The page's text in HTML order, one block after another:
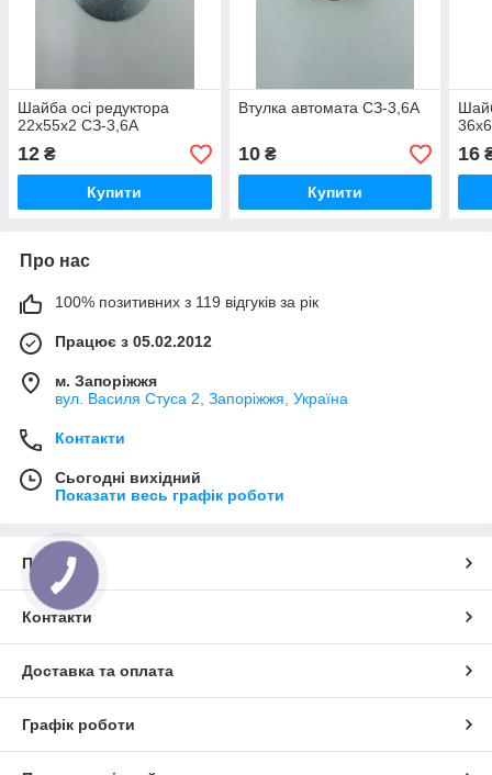
Шайба осі редуктора
22х55х2 СЗ-3,6А
12 ₴
Купити
Втулка автомата СЗ-3,6А
10₴
Купити
16
Про нас
100% позитивних з 119 відгуків за рік
Працює з 05.02.2012
м. Запоріжжя
вул. Василя Стуса 2, Запоріжжя, Україна
Контакти
Сьогодні вихідний
Показати весь графік роботи
Про нас
Контакти
Доставка та оплата
Графік роботи